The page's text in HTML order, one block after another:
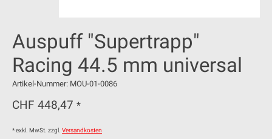
Auspuff "Supertrapp"
Racing 44.5 mm universal
Artikel-Nummer: MOU-01-0086
CHF 448,47 *
* exkl. MwSt. zzgl. Versandkosten